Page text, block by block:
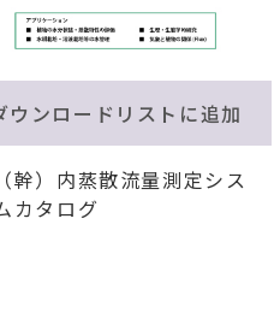
ウンロードリストに追加
幹）内蒸散流量測定シス
カタログ